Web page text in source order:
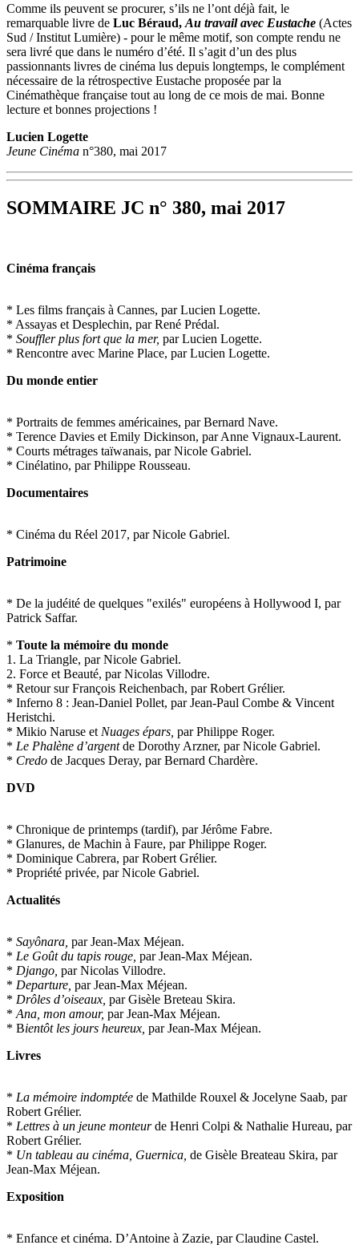
Comme ils peuvent se procurer, s’ils ne l’ont déjà fait, le
remarquable livre de Luc Béraud, Au travail avec Eustache (Actes
Sud / Institut Lumière) - pour le même motif, son compte rendu ne
sera livré que dans le numéro d’été. Il s’agit d’un des plus
passionnants livres de cinéma lus depuis longtemps, le complément
nécessaire de la rétrospective Eustache proposée par la
Cinémathèque française tout au long de ce mois de mai. Bonne
lecture et bonnes projections !
Lucien Logette
Jeune Cinéma n°380, mai 2017
SOMMAIRE JC n° 380, mai 2017
Cinéma français
* Les films français à Cannes, par Lucien Logette.
* Assayas et Desplechin, par René Prédal.
* Souffler plus fort que la mer, par Lucien Logette.
* Rencontre avec Marine Place, par Lucien Logette.
Du monde entier
* Portraits de femmes américaines, par Bernard Nave.
* Terence Davies et Emily Dickinson, par Anne Vignaux-Laurent.
* Courts métrages taïwanais, par Nicole Gabriel.
* Cinélatino, par Philippe Rousseau.
Documentaires
* Cinéma du Réel 2017, par Nicole Gabriel.
Patrimoine
* De la judéité de quelques "exilés" européens à Hollywood I, par
Patrick Saffar.
* Toute la mémoire du monde
1. La Triangle, par Nicole Gabriel.
2. Force et Beauté, par Nicolas Villodre.
* Retour sur François Reichenbach, par Robert Grélier.
* Inferno 8 : Jean-Daniel Pollet, par Jean-Paul Combe & Vincent
Heristchi.
* Mikio Naruse etNuages épars, par Philippe Roger.
* Le Phalène d’argentde Dorothy Arzner, par Nicole Gabriel.
* Credo de Jacques Deray, par Bernard Chardère.
DVD
* Chronique de printemps (tardif), par Jérôme Fabre.
* Glanures, de Machin à Faure, par Philippe Roger.
* Dominique Cabrera, par Robert Grélier.
* Propriété privée, par Nicole Gabriel.
Actualités
* Sayônara, par Jean-Max Méjean.
* Le Goût du tapis rouge, par Jean-Max Méjean.
* Django, par Nicolas Villodre.
* Departure, par Jean-Max Méjean.
* Drôles d’oiseaux, par Gisèle Breteau Skira.
*Ana, mon amour, par Jean-Max Méjean.
* Bientôt les jours heureux, par Jean-Max Méjean.
Livres
* La mémoire indomptée de Mathilde Rouxel & Jocelyne Saab, par
Robert Grélier.
* Lettres à un jeune monteurde Henri Colpi & Nathalie Hureau, par
Robert Grélier.
* Un tableau au cinéma, Guernica, de Gisèle Breateau Skira, par
Jean-Max Méjean.
Exposition
* Enfance et cinéma. D’Antoine à Zazie, par Claudine Castel.